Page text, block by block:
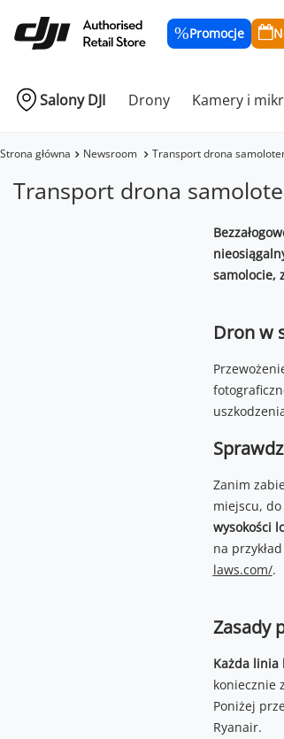
Promocje
Salony DJI Drony Kamery i
Strona główna Newsroom Transport drona
Transport drona
samolocie,
Dron w
Zanim
miejscu,
wysokości
na przykład
laws.com/.
Zasady
Każda linia
koniecznie
Poniżej
Ryanair.